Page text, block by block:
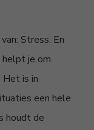
Stress. En
helpt je om
is in
een hele
houdt de